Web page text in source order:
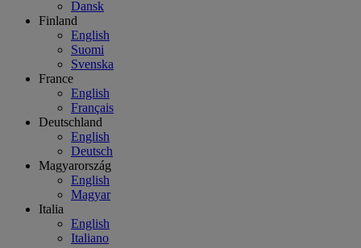
Dansk
Finland
English
Suomi
Svenska
France
English
Français
Deutschland
English
Deutsch
Magyarország
English
Magyar
Italia
English
Italiano